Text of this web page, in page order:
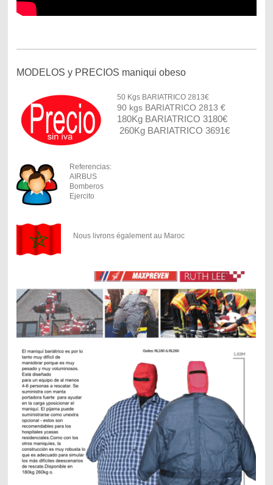
MODELOS y PRECIOS maniqui obeso
50 Kgs BARIATRICO 2813€
90 kgs BARIATRICO 2813 €
180Kg BARIATRICO 3180€
260Kg BARIATRICO 3691€
Referencias:
AIRBUS
Bomberos
Ejercito
Nous livrons également au Maroc